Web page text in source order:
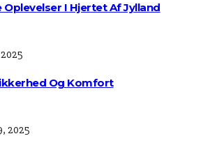
Oplevelser I Hjertet Af Jylland
Og Komfort
2025